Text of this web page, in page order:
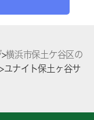
>横浜市保土ケ谷区の
ユナイト保土ヶ谷サ